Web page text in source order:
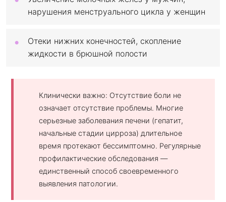
нарушения менструального цикла у женщин
Отеки нижних конечностей, скопление
жидкости в брюшной полости
Клинически важно: Отсутствие боли не
означает отсутствие проблемы. Многие
серьезные заболевания печени (гепатит,
начальные стадии цирроза) длительное
время протекают бессимптомно. Регулярные
профилактические обследования —
единственный способ своевременного
выявления патологии.